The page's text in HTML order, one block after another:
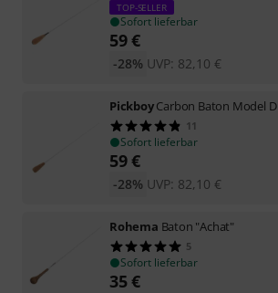
TOP-SELLER
Sofort lieferbar
59€
UVP: 82,10 €
-28%
PickboyCarbon Baton Model D
11
Sofort lieferbar
59€
UVP: 82,10 €
-28%
Rohema Baton "Achat"
5
Sofort lieferbar
35€